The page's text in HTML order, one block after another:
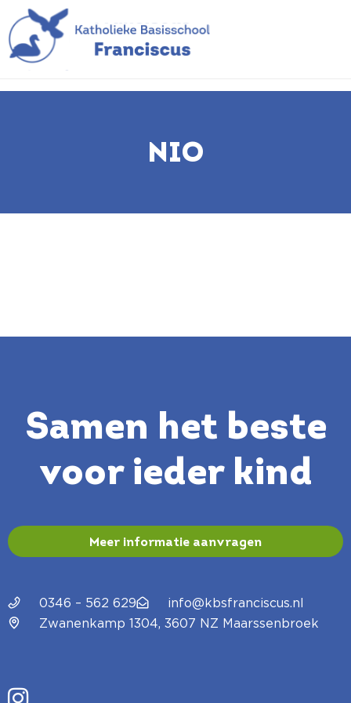
NIO
Samen het beste
voor ieder kind
Meer informatie aanvragen
0346 – 562 629
info@kbsfranciscus.nl
Zwanenkamp 1304, 3607 NZ Maarssenbroek